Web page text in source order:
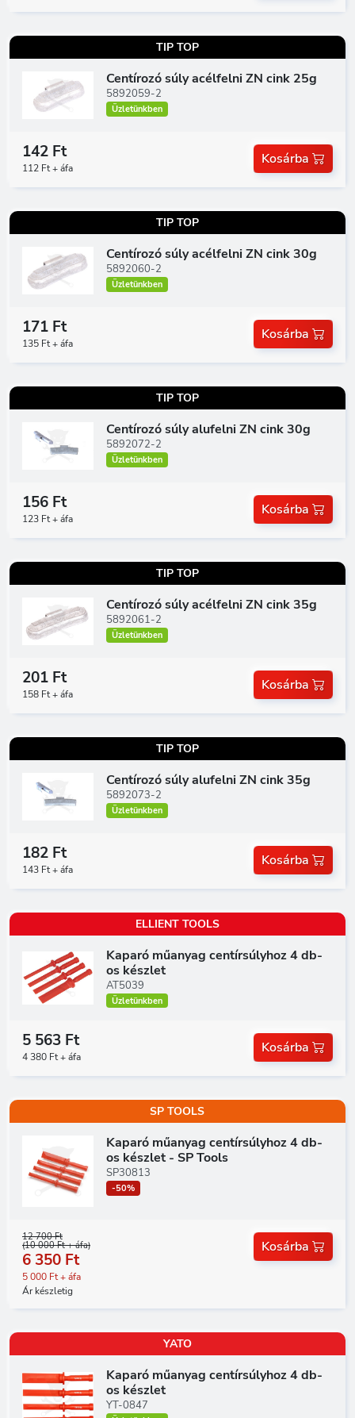
TIP TOP
Centírozó súly acélfelni ZN cink 25g
5892059-2
Üzletünkben
142 Ft
112 Ft + áfa
Kosárba
TIP TOP
Centírozó súly acélfelni ZN cink 30g
5892060-2
Üzletünkben
171 Ft
135 Ft + áfa
Kosárba
TIP TOP
Centírozó súly alufelni ZN cink 30g
5892072-2
Üzletünkben
156 Ft
123 Ft + áfa
Kosárba
TIP TOP
Centírozó súly acélfelni ZN cink 35g
5892061-2
Üzletünkben
201 Ft
158 Ft + áfa
Kosárba
TIP TOP
Centírozó súly alufelni ZN cink 35g
5892073-2
Üzletünkben
182 Ft
143 Ft + áfa
Kosárba
ELLIENT TOOLS
Kaparó műanyag centírsúlyhoz 4 db-
os készlet
AT5039
Üzletünkben
5 563 Ft
4 380 Ft + áfa
Kosárba
SP TOOLS
Kaparó műanyag centírsúlyhoz 4 db-
os készlet - SP Tools
SP30813
-50%
12 700 Ft
(10 000 Ft + áfa)
6 350 Ft
5 000 Ft + áfa
Ár készletig
Kosárba
YATO
Kaparó műanyag centírsúlyhoz 4 db-
os készlet
YT-0847